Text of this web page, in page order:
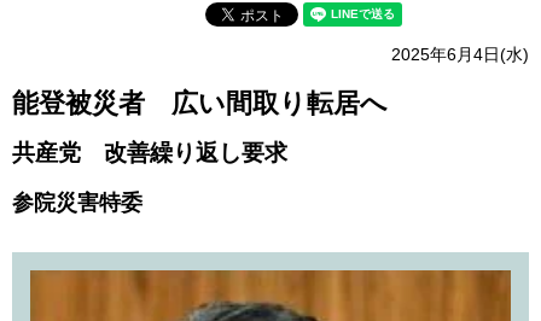
2025年6月4日(水)
能登被災者 広い間取り転居へ
共産党 改善繰り返し要求
参院災害特委